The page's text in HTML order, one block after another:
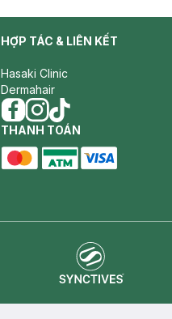
HỢP TÁC & LIÊN KẾT
Hasaki Clinic
Dermahair
facebook
instagram
tiktok
THANH TOÁN